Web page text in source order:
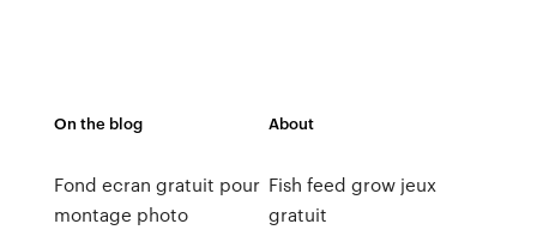
On the blog
Fond ecran gratuit pour
montage photo
About
Fish feed grow jeux
gratuit